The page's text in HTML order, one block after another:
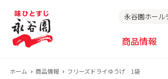
永谷園ホール
商品情報
ホーム 商品情報 フリーズドライゆうげ 1袋